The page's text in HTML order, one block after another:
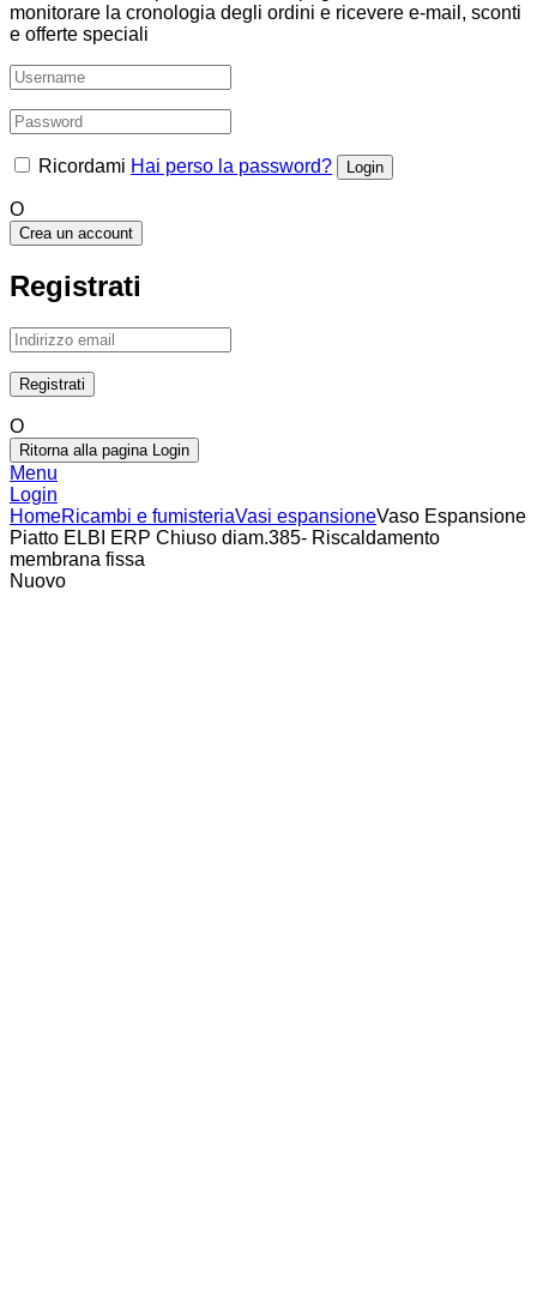
monitorare la cronologia degli ordini e ricevere e-mail, sconti
e offerte speciali
Ricordami Hai perso la password?
O
Crea un account
Registrati
O
Ritorna alla pagina Login
Menu
Login
HomeRicambi e fumisteriaVasi espansioneVaso Espansione
Piatto ELBI ERP Chiuso diam.385- Riscaldamento
membrana fissa
Nuovo